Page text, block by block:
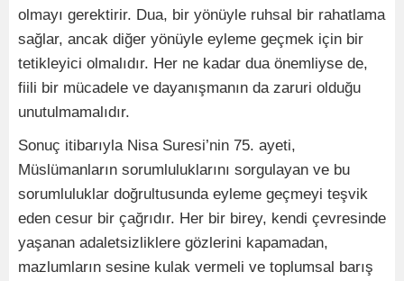
olmayı gerektirir. Dua, bir yönüyle ruhsal bir rahatlama
sağlar, ancak diğer yönüyle eyleme geçmek için bir
tetikleyici olmalıdır. Her ne kadar dua önemliyse de,
fiili bir mücadele ve dayanışmanın da zaruri olduğu
unutulmamalıdır.
Sonuç itibarıyla Nisa Suresi’nin 75. ayeti,
Müslümanların sorumluluklarını sorgulayan ve bu
sorumluluklar doğrultusunda eyleme geçmeyi teşvik
eden cesur bir çağrıdır. Her bir birey, kendi çevresinde
yaşanan adaletsizliklere gözlerini kapamadan,
mazlumların sesine kulak vermeli ve toplumsal barış